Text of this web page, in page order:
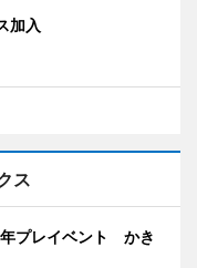
加入
ス
プレイベント かき